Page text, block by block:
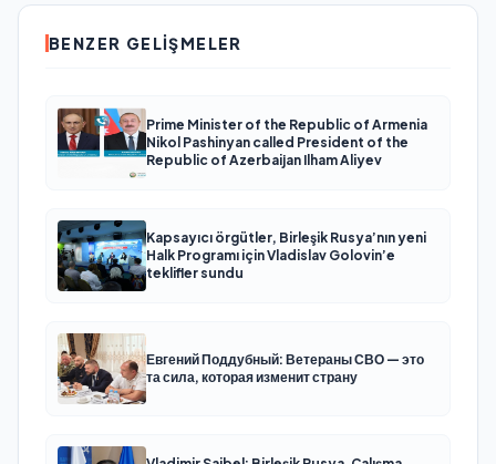
BENZER GELIŞMELER
Prime Minister of the Republic of Armenia
Nikol Pashinyan called President of the
Republic of Azerbaijan Ilham Aliyev
Kapsayıcı örgütler, Birleşik Rusya’nın yeni
Halk Programı için Vladislav Golovin’e
teklifler sundu
Евгений Поддубный: Ветераны СВО — это
та сила, которая изменит страну